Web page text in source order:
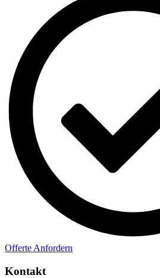
Offerte Anfordern
Kontakt